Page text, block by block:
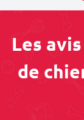
Les
de